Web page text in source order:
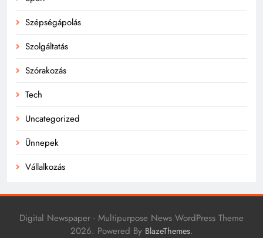
Szépségápolás
Szolgáltatás
Szórakozás
Tech
Uncategorized
Ünnepek
Vállalkozás
Digital Newspaper - Multipurpose News WordPress Theme
2026. Powered By BlazeThemes.